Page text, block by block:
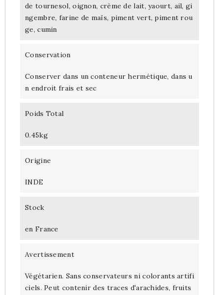
de tournesol, oignon, crème de lait, yaourt, ail, gi
ngembre, farine de maïs, piment vert, piment rou
ge, cumin
Conservation
Conserver dans un conteneur hermétique, dans u
n endroit frais et sec
Poids Total
0.45kg
Origine
INDE
Stock
en France
Avertissement
Végétarien. Sans conservateurs ni colorants artifi
ciels. Peut contenir des traces d'arachides, fruits